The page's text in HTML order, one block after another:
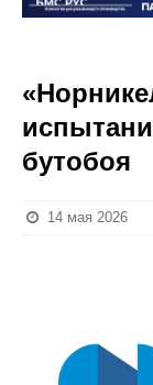
бутобоя
14 мая 2026